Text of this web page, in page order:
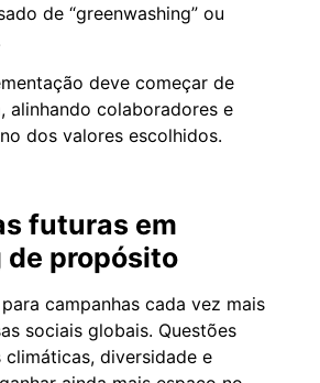
de “greenwashing” ou
deve começar de
alinhando colaboradores e
dos valores escolhidos.
futuras em
propósito
campanhas cada vez mais
sociais globais. Questões
climáticas, diversidade e